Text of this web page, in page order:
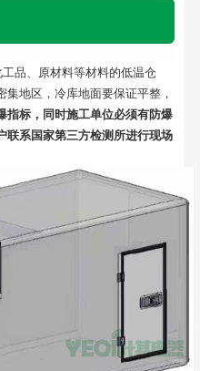
品、原材料等材料的低温仓
地区，冷库地面要保证平整，
指标， 同时施工单位必须有防爆
联系国家第三方检测所进行现场